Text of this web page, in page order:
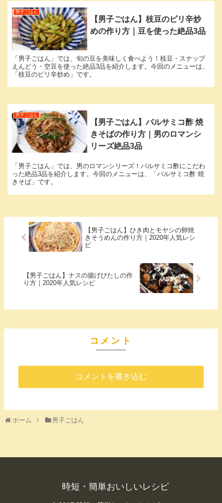
男子ごはん
【男子ごはん】枝豆のピリ辛炒
めの作り方｜豆を使った絶品3品
「男子ごはん」では、旬の豆を美味しく食べよう！枝豆・スナップ
えんどう・空豆を使った絶品3品を紹介します。今回のメニューは、
「枝豆のピリ辛炒め」です。
男子ごはん
【男子ごはん】バルサミコ酢 焼
きそばの作り方｜男のロマンシ
リーズ絶品3品
「男子ごはん」では、男のロマンシリーズ！バルサミコ酢にこだわ
った絶品3品を紹介します。今回のメニューは、「バルサミコ酢 焼
きそば」です。
【男子ごはん】ひき肉とモヤシの卵焼
きそうめんの作り方｜2020年人気レシ
ピ
【男子ごはん】ナスの揚げびたしの作
り方｜2020年人気レシピ
コメント
コメントを書き込む
ホーム 男子ごはん
時短・簡単おいしいレシピ